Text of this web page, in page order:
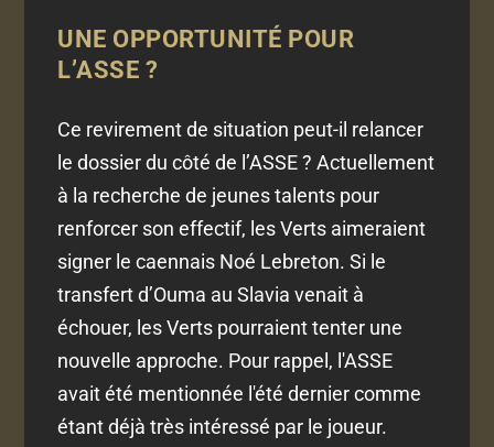
UNE OPPORTUNITÉ POUR
L’ASSE ?
Ce revirement de situation peut-il relancer
le dossier du côté de l’ASSE ? Actuellement
à la recherche de jeunes talents pour
renforcer son effectif, les Verts aimeraient
signer le caennais Noé Lebreton. Si le
transfert d’Ouma au Slavia venait à
échouer, les Verts pourraient tenter une
nouvelle approche. Pour rappel, l'ASSE
avait été mentionnée l'été dernier comme
étant déjà très intéressé par le joueur.